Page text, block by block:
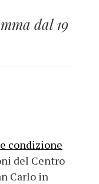
dal 19
condizione
del Centro
Carlo in